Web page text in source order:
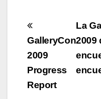
articoli
La
2009
GalleryCon
2009
Progress
Report